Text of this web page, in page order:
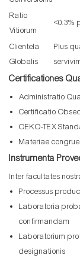
Ratio
Vitiorum
<0.3%
Clientela
Globalis
Plus
Certificationes
Administratio
Certificatio
OEKO-TEX
Materiae
Instrumenta
Inter facultates
Processus
Laboratoria
confirmandam
Laboratorium
designationis